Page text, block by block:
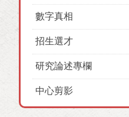
數字真相
招生選才
研究論述專欄
中心剪影